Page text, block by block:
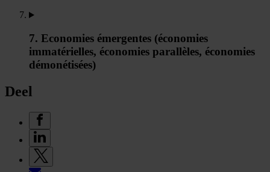
7. Economies émergentes (économies
immatérielles, économies parallèles, économies
démonétisées)
Deel